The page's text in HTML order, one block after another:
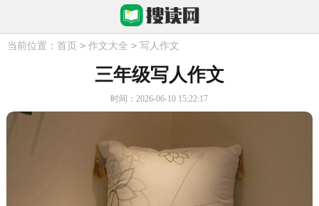
当前位置： 首页 > 作文大全 > 写人作文
三年级写人作文
时间：2026-06-10 15:22:17